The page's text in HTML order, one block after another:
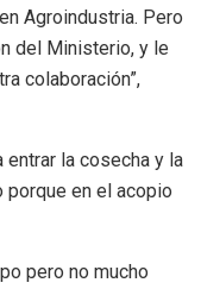
Agroindustria. Pero
del Ministerio, y le
colaboración”,
entrar la cosecha y la
porque en el acopio
pero no mucho